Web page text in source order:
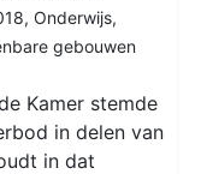
, Onderwijs,
gebouwen
Kamer stemde
in delen van
in dat